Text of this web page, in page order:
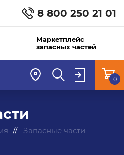
8 800 250 21 01
Маркетплейс
запасных частей
0
Запасные части